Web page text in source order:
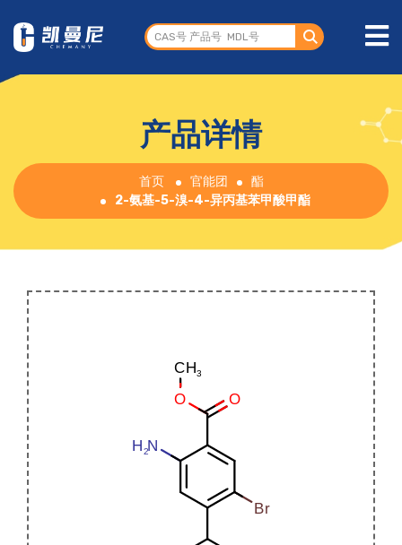
产品详情
首页 官能团
酯
2-氨基-5-溴-4-异丙基苯甲酸甲酯